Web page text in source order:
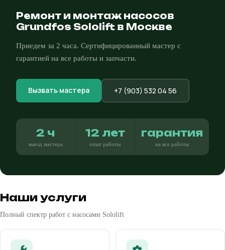
Ремонт и монтаж насосов
Grundfos Sololift в Москве
Приедем за 2 часа. Сертифицированный мастер с
гарантией на все работы и запчасти.
Вызвать мастера +7 (903) 532 04 56
2 ч
выезд мастера
12 лет
опыт работы
гарантия
на все работы
Наши услуги
Полный спектр работ с насосами Sololift